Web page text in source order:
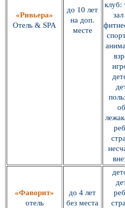
«Ривьера»
Отель & SPA
до 10 лет
на доп.
месте
клуб:
«Фаворит»
отель
до 4 лет
без места